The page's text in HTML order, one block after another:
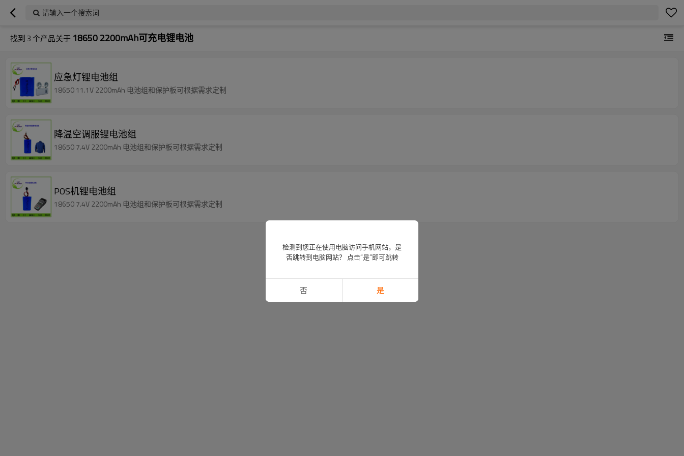
请输入一个搜索词
找到3个产品关于 18650 2200mAh可充电锂电池
应急灯锂电池组
18650 11.1V 2200mAh 电池组和保护板可根据需求定制
降温空调服锂电池组
18650 7.4V 2200mAh 电池组和保护板可根据需求定制
POS机锂电池组
18650 7.4V 2200mAh 电池组和保护板可根据需求定制
检测到您正在使用电脑访问手机网站，是
否跳转到电脑网站？ 点击“是”即可跳转
否 是